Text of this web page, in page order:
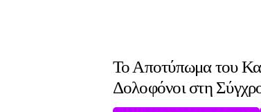
Το Αποτύπωμα του
Δολοφόνοι στη